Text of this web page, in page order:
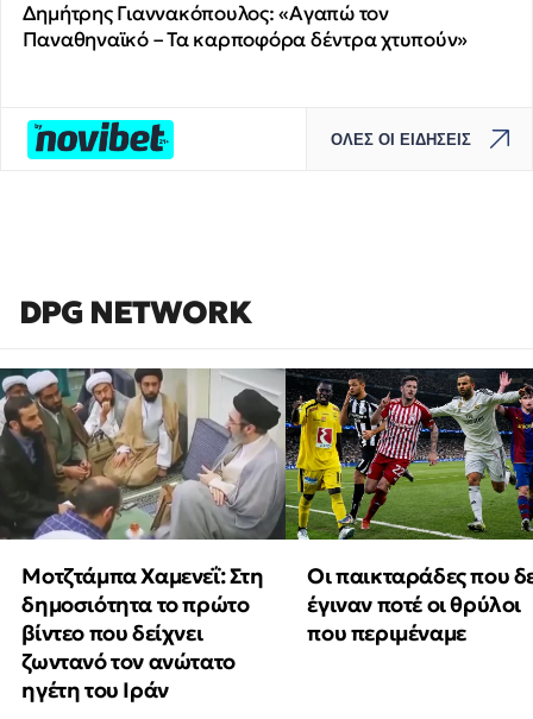
Δημήτρης Γιαννακόπουλος: «Αγαπώ τον
Παναθηναϊκό – Τα καρποφόρα δέντρα χτυπούν»
ΟΛΕΣ ΟΙ ΕΙΔΗΣΕΙΣ
DPG NETWORK
Μοτζτάμπα Χαμενεΐ: Στη
δημοσιότητα το πρώτο
βίντεο που δείχνει
ζωντανό τον ανώτατο
ηγέτη του Ιράν
Οι παικταράδες που
έγιναν ποτέ οι θρύλοι
που περιμέναμε